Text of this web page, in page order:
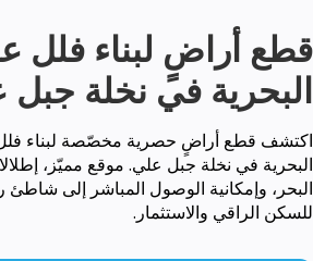
قطع أراضٍ لبناء فلل
البحرية في نخلة
اكتشف قطع أراضٍ حصرية مخصّصة لبناء فلل
البحرية في نخلة جبل علي. موقع مميّز،
البحر، وإمكانية الوصول المباشر إلى شاطئ
للسكن الراقي والاستثمار.